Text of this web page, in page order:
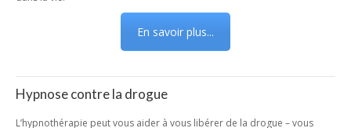
En savoir plus...
Hypnose contre la drogue
L’hypnothérapie peut vous aider à vous libérer de la drogue – vous